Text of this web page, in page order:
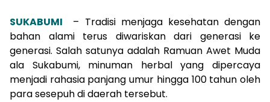
SUKABUMI
– Tradisi menjaga kesehatan dengan
bahan alami terus diwariskan dari generasi ke
generasi. Salah satunya adalah Ramuan Awet Muda
ala Sukabumi, minuman herbal yang dipercaya
menjadi rahasia panjang umur hingga 100 tahun oleh
para sesepuh di daerah tersebut.